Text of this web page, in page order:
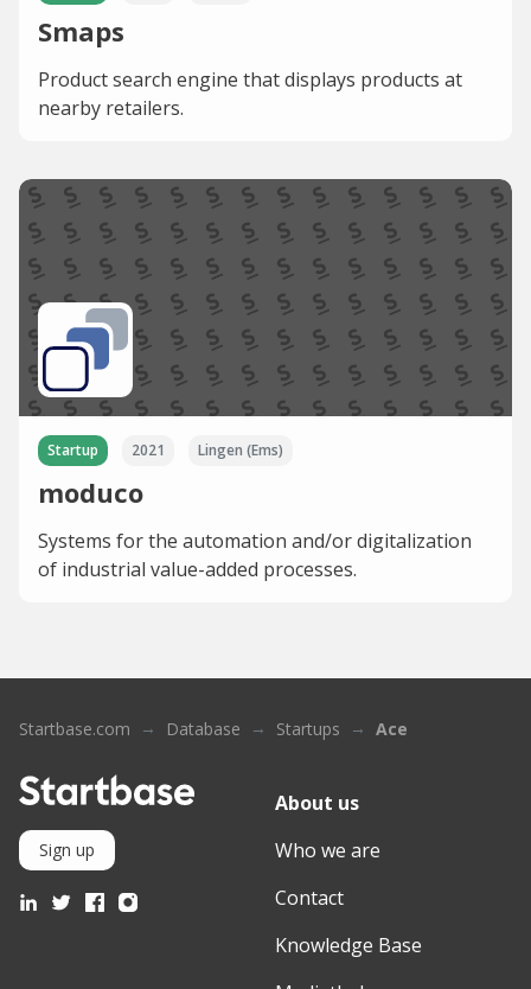
Smaps
Product search engine that displays products at
nearby retailers.
Startup 2021 Lingen (Ems)
moduco
Systems for the automation and/or digitalization
of industrial value-added processes.
Startbase.com Database Startups Ace
Sign up
About us
Who we are
Contact
Knowledge Base